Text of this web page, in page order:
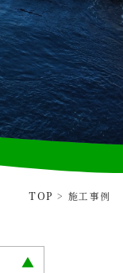
TOP > 施工事例